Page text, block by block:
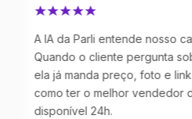
da Parli entende nosso catálogo
o cliente pergunta sobre um
já manda preço, foto e link de
ter o melhor vendedor do
24h.